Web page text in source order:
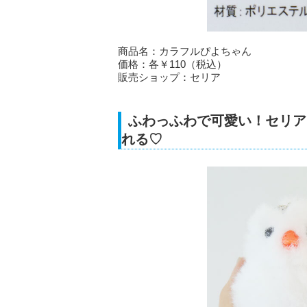
商品名：カラフルぴよちゃん
価格：各￥110（税込）
販売ショップ：セリア
ふわっふわで可愛い！セリ
れる♡